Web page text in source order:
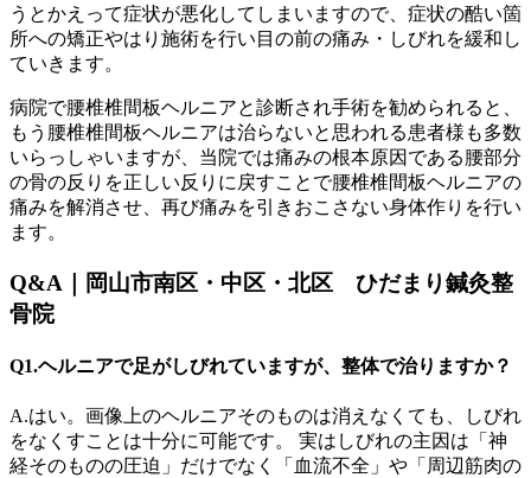
うとかえって症状が悪化してしまいますので、症状の酷い箇
所への矯正やはり施術を行い目の前の痛み・しびれを緩和し
ていきます。
病院で腰椎椎間板ヘルニアと診断され手術を勧められると、
もう腰椎椎間板ヘルニアは治らないと思われる患者様も多数
いらっしゃいますが、当院では痛みの根本原因である腰部分
の骨の反りを正しい反りに戻すことで腰椎椎間板ヘルニアの
痛みを解消させ、再び痛みを引きおこさない身体作りを行い
ます。
Q&A｜岡山市南区・中区・北区 ひだまり鍼灸整
骨院
Q1.ヘルニアで足がしびれていますが、整体で治りますか？
A.はい。画像上のヘルニアそのものは消えなくても、しびれ
をなくすことは十分に可能です。 実はしびれの主因は「神
経そのものの圧迫」だけでなく「血流不全」や「周辺筋肉の